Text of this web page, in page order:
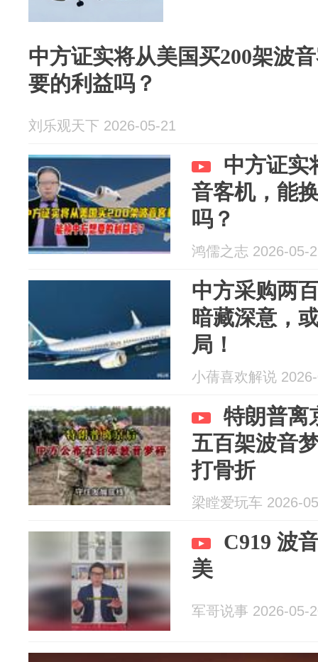
中方证实将从美国买200架波
要的利益吗？
刘乐观天下 2026-05-21
中方证实
音客机，能
吗？
鸿儒之志 2026-05-
中方采购两
暗藏深意，
局！
小蒨喜欢解说
特朗普离
五百架波音
打骨折
梁瞠爱玩车 2026-
C919 波
美
军哥说事 2026-05-